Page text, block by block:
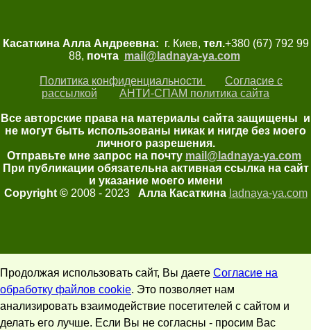
Касаткина Алла Андреевна: г. Киев, тел.+380 (67) 792 99
88, почта mail@ladnaya-ya.com
Политика конфиденциальности
Согласие с
рассылкой
АНТИ-СПАМ политика сайта
Все авторские права на материалы сайта защищены и
не могут быть использованы никак и нигде без моего
личного разрешения.
Отправьте мне запрос на почту mail@ladnaya-ya.com
При публикации обязательна активная ссылка на сайт
и указание моего имени
Copyright ©2008 - 2023 Алла Касаткина ladnaya-ya.com
Продолжая использовать сайт, Вы даете Согласие на
обработку файлов cookie. Это позволяет нам
анализировать взаимодействие посетителей с сайтом и
делать его лучше. Если Вы не согласны - просим Вас